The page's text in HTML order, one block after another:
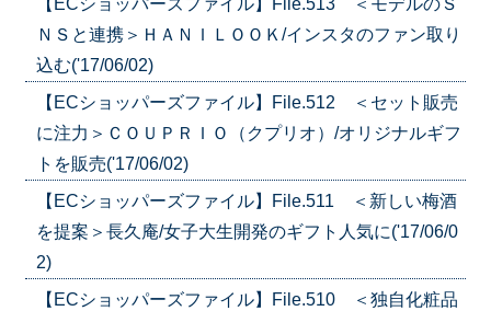
ＮＳと連携＞ＨＡＮＩＬＯＯＫ/インスタのファン取り
込む('17/06/02)
【ECショッパーズファイル】File.512 ＜セット販売
に注力＞ＣＯＵＰＲＩＯ（クプリオ）/オリジナルギフ
トを販売('17/06/02)
【ECショッパーズファイル】File.511 ＜新しい梅酒
を提案＞長久庵/女子大生開発のギフト人気に('17/06/0
2)
【ECショッパーズファイル】File.510 ＜独自化粧品